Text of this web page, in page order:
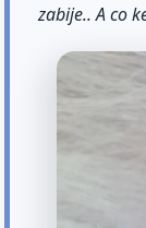
zabije.. A co